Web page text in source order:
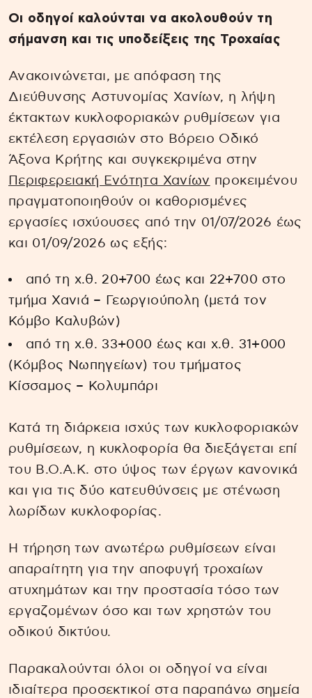
Οι οδηγοί καλούνται να ακολουθούν τη
σήμανση και τις υποδείξεις της Τροχαίας
Ανακοινώνεται, με απόφαση της
Διεύθυνσης Αστυνομίας Χανίων, η λήψη
έκτακτων κυκλοφοριακών ρυθμίσεων για
εκτέλεση εργασιών στο Βόρειο Οδικό
Άξονα Κρήτης και συγκεκριμένα στην
Περιφερειακή Ενότητα Χανίων προκειμένου
πραγματοποιηθούν οι καθορισμένες
εργασίες ισχύουσες από την 01/07/2026 έως
και 01/09/2026 ως εξής:
από τη χ.θ. 20+700 έως και 22+700 στο
τμήμα Χανιά – Γεωργιούπολη (μετά τον
Κόμβο Καλυβών)
από τη χ.θ. 33+000 έως και χ.θ. 31+000
(Κόμβος Νωπηγείων) του τμήματος
Κίσσαμος – Κολυμπάρι
Κατά τη διάρκεια ισχύς των κυκλοφοριακών
ρυθμίσεων, η κυκλοφορία θα διεξάγεται επί
του Β.Ο.Α.Κ. στο ύψος των έργων κανονικά
και για τις δύο κατευθύνσεις με στένωση
λωρίδων κυκλοφορίας.
Η τήρηση των ανωτέρω ρυθμίσεων είναι
απαραίτητη για την αποφυγή τροχαίων
ατυχημάτων και την προστασία τόσο των
εργαζομένων όσο και των χρηστών του
οδικού δικτύου.
Παρακαλούνται όλοι οι οδηγοί να είναι
ιδιαίτερα προσεκτικοί στα παραπάνω σημεία